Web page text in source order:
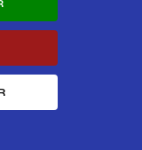
DE
FFS